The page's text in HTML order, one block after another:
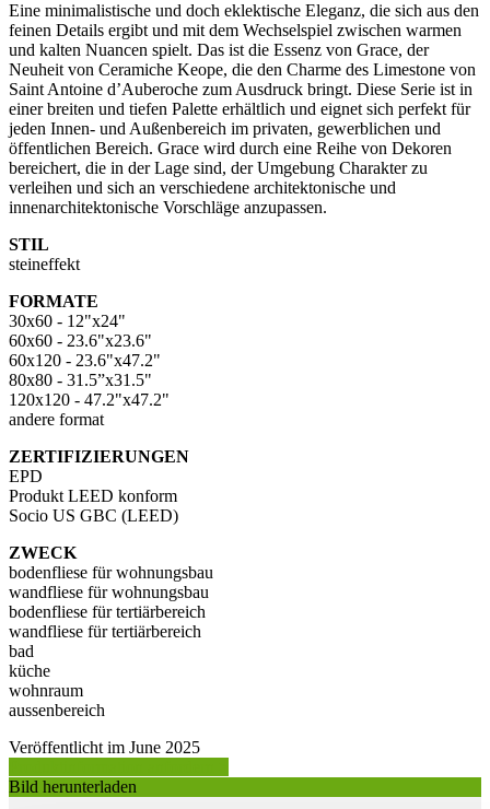
Eine minimalistische und doch eklektische Eleganz, die sich aus den
feinen Details ergibt und mit dem Wechselspiel zwischen warmen
und kalten Nuancen spielt. Das ist die Essenz von Grace, der
Neuheit von Ceramiche Keope, die den Charme des Limestone von
Saint Antoine d’Auberoche zum Ausdruck bringt. Diese Serie ist in
einer breiten und tiefen Palette erhältlich und eignet sich perfekt für
jeden Innen- und Außenbereich im privaten, gewerblichen und
öffentlichen Bereich. Grace wird durch eine Reihe von Dekoren
bereichert, die in der Lage sind, der Umgebung Charakter zu
verleihen und sich an verschiedene architektonische und
innenarchitektonische Vorschläge anzupassen.
STIL
steineffekt
FORMATE
30x60 - 12"x24"
60x60 - 23.6"x23.6"
60x120 - 23.6"x47.2"
80x80 - 31.5”x31.5"
120x120 - 47.2"x47.2"
andere format
ZERTIFIZIERUNGEN
EPD
Produkt LEED konform
Socio US GBC (LEED)
ZWECK
bodenfliese für wohnungsbau
wandfliese für wohnungsbau
bodenfliese für tertiärbereich
wandfliese für tertiärbereich
bad
küche
wohnraum
aussenbereich
Veröffentlicht im June 2025
Bild herunterladen